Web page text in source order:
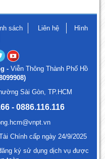
sách Liên hệ
Hình
- Viễn Thông Thành Phố Hồ
Sài Gòn, TP.HCM
- 0886.116.116
Chính cấp ngày 24/9/2025
ký sử dụng dịch vụ được